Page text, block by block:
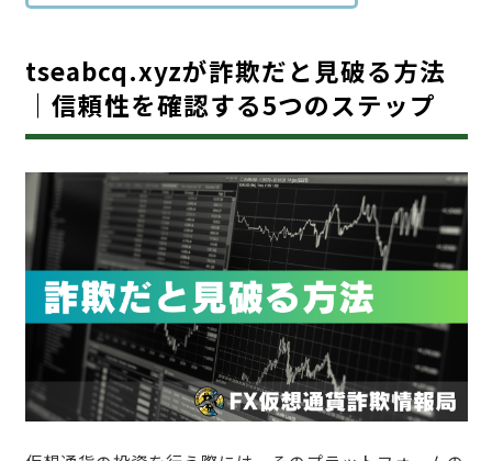
tseabcq.xyzが詐欺だと見破る方法
｜信頼性を確認する5つのステップ